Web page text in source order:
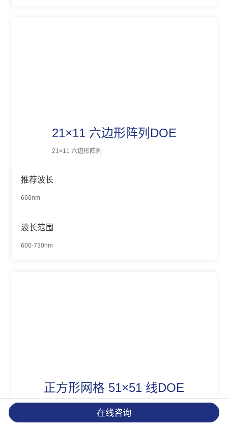
21×11 六边形阵列DOE
21×11 六边形阵列
推荐波长
660nm
波长范围
600-730nm
正方形网格 51×51 线DOE
在线咨询